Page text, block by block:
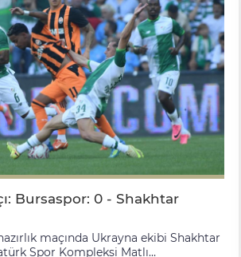
Bursaspor: 0 - Shakhtar
maçında Ukrayna ekibi Shakhtar
Spor Kompleksi Matlı